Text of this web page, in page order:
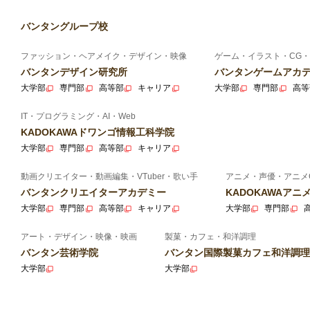
バンタングループ校
ファッション・ヘアメイク・デザイン・映像
バンタンデザイン研究所
大学部 専門部 高等部 キャリア
ゲーム・イラスト・CG
バンタンゲームアカ
大学部 専門部 高
IT・プログラミング・AI・Web
KADOKAWAドワンゴ情報工科学院
大学部 専門部 高等部 キャリア
動画クリエイター・動画編集・VTuber・歌い手
バンタンクリエイターアカデミー
大学部 専門部 高等部 キャリア
アニメ・声優・アニ
KADOKAWAアニ
大学部 専門部
アート・デザイン・映像・映画
バンタン芸術学院
大学部
製菓・カフェ・和洋調理
バンタン国際製菓カフェ和洋調
大学部